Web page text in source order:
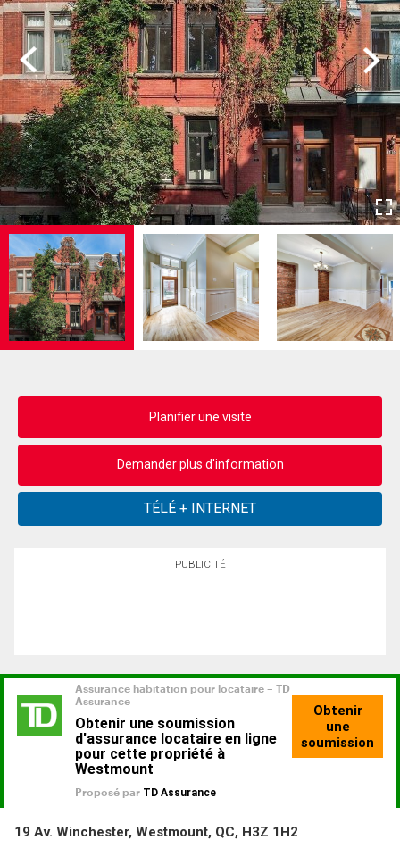
Previous Next
Planifier une visite
Demander plus d'information
PUBLICITÉ
19 Av. Winchester, Westmount, QC, H3Z 1H2